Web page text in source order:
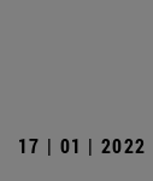
17 | 01 | 2022